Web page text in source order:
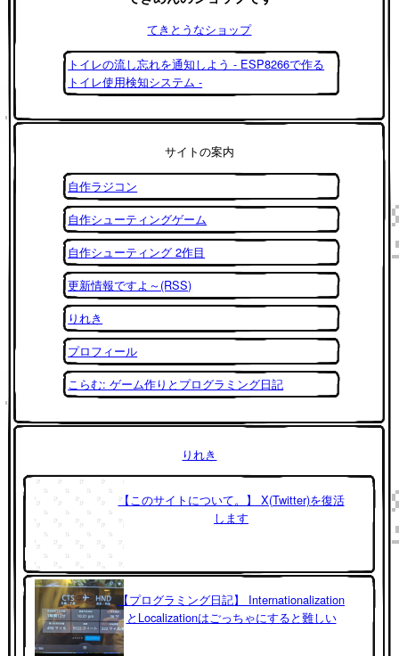
てきとうなショップ
トイレの流し忘れを通知しよう - ESP8266で作る
トイレ使用検知システム -
サイトの案内
自作ラジコン
自作シューティングゲーム
自作シューティング 2作目
更新情報ですよ～(RSS)
りれき
プロフィール
こらむ: ゲーム作りとプログラミング日記
りれき
【このサイトについて。】 X(Twitter)を復活
します
【プログラミング日記】 Internationalization
とLocalizationはごっちゃにすると難しい